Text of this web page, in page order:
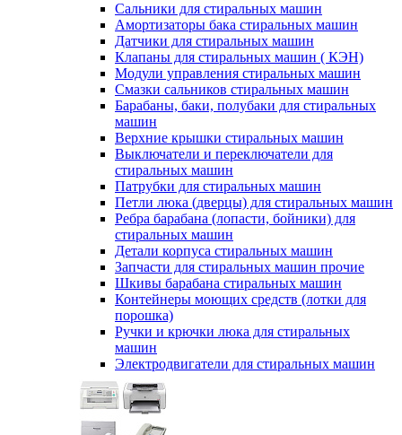
Сальники для стиральных машин
Амортизаторы бака стиральных машин
Датчики для стиральных машин
Клапаны для стиральных машин ( КЭН)
Модули управления стиральных машин
Смазки сальников стиральных машин
Барабаны, баки, полубаки для стиральных
машин
Верхние крышки стиральных машин
Выключатели и переключатели для
стиральных машин
Патрубки для стиральных машин
Петли люка (дверцы) для стиральных машин
Ребра барабана (лопасти, бойники) для
стиральных машин
Детали корпуса стиральных машин
Запчасти для стиральных машин прочие
Шкивы барабана стиральных машин
Контейнеры моющих средств (лотки для
порошка)
Ручки и крючки люка для стиральных
машин
Электродвигатели для стиральных машин